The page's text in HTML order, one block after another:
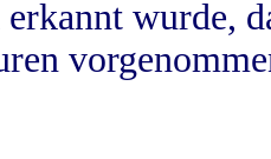
erkannt wurde,